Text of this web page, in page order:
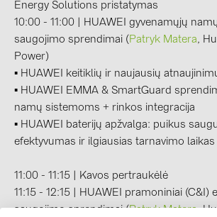
EVOPIPES (7)
FRONIUS (42)
GROMTOR (32)
GoodWe (44)
HUAWEI (51)
JAsolar (6)
LEADER (6)
LONGi Solar (5)
Energy Solutions pristatymas
10:00 - 11:00 | HUAWEI gyvenamųjų
saugojimo sprendimai (Patryk Matera,
Power)
▪️ HUAWEI keitiklių ir naujausių
▪️ HUAWEI EMMA & SmartGuard
namų sistemoms + rinkos integracija
▪️ HUAWEI baterijų apžvalga: puikus
efektyvumas ir ilgiausias tarnavimo laikas
11:00 - 11:15 | Kavos pertraukėlė
11:15 - 12:15 | HUAWEI pramoniniai (C&I)
saugojimo sprendimai (Patryk Matera,